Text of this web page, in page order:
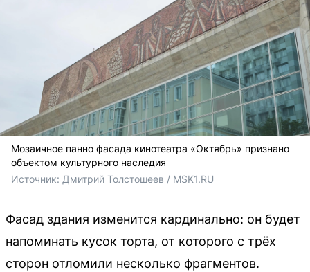
Мозаичное панно фасада кинотеатра «Октябрь» признано
объектом культурного наследия
Источник: Дмитрий Толстошеев / MSK1.RU
Фасад здания изменится кардинально: он будет
напоминать кусок торта, от которого с трёх
сторон отломили несколько фрагментов.